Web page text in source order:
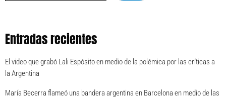
Entradas recientes
El video que grabó Lali Espósito en medio de la polémica por las críticas a
la Argentina
María Becerra flameó una bandera argentina en Barcelona en medio de las